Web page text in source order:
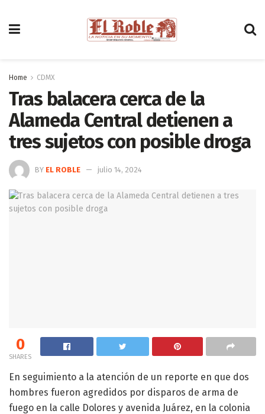
Home CDMX
Tras balacera cerca de la
Alameda Central detienen a
tres sujetos con posible droga
BY EL ROBLE julio 14, 2024
0
SHARES
En seguimiento a la atención de un reporte en que dos
hombres fueron agredidos por disparos de arma de
fuego en la calle Dolores y avenida Juárez, en la colonia